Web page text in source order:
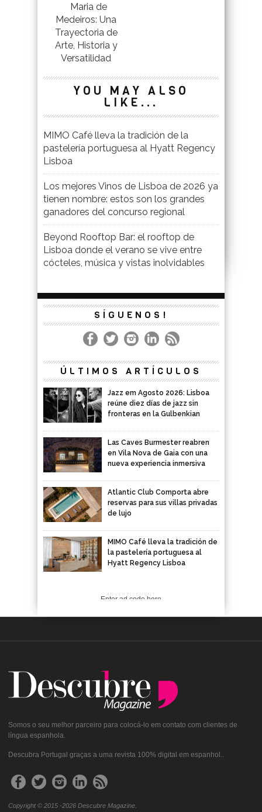
Maria de
Medeiros: Una
Trayectoria de
Arte, Historia y
Versatilidad
YOU MAY ALSO
LIKE...
MIMO Café lleva la tradición de la
pastelería portuguesa al Hyatt Regency
Lisboa
Los mejores Vinos de Lisboa de 2026 ya
tienen nombre: estos son los grandes
ganadores del concurso regional
Beyond Rooftop Bar: el rooftop de
Lisboa donde el verano se vive entre
cócteles, música y vistas inolvidables
SÍGUENOS!
ÚLTIMOS ARTÍCULOS
Jazz em Agosto 2026: Lisboa
reúne diez días de jazz sin
fronteras en la Gulbenkian
Las Caves Burmester reabren
en Vila Nova de Gaia con una
nueva experiencia inmersiva
Atlantic Club Comporta abre
reservas para sus villas privadas
de lujo
MIMO Café lleva la tradición de
la pastelería portuguesa al
Hyatt Regency Lisboa
ADVERTISEMENT
Enter ad code here
Somos o seu melhor parceiro para colocá-lo em contato com clientes de
língua espanhola.
Descubra Portugal graças a uma revista 100% digital em espanhol..
Copyright © 2015 -2026 Descubre Magazine.